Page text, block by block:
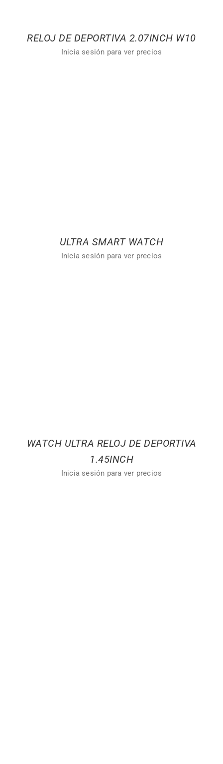
RELOJ DE DEPORTIVA 2.07INCH W10
Inicia sesión para ver precios
ULTRA SMART WATCH
Inicia sesión para ver precios
WATCH ULTRA RELOJ DE DEPORTIVA
1.45INCH
Inicia sesión para ver precios